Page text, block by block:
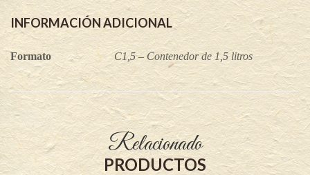
INFORMACIÓN ADICIONAL
Formato C1,5 – Contenedor de 1,5 litros
Relacionado
PRODUCTOS